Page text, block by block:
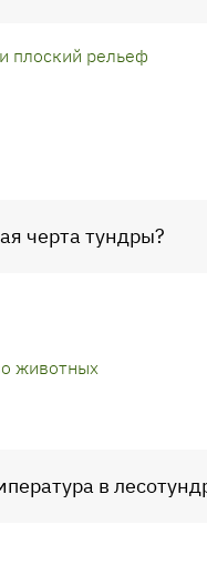
плоский рельеф
черта тундры?
животных
в